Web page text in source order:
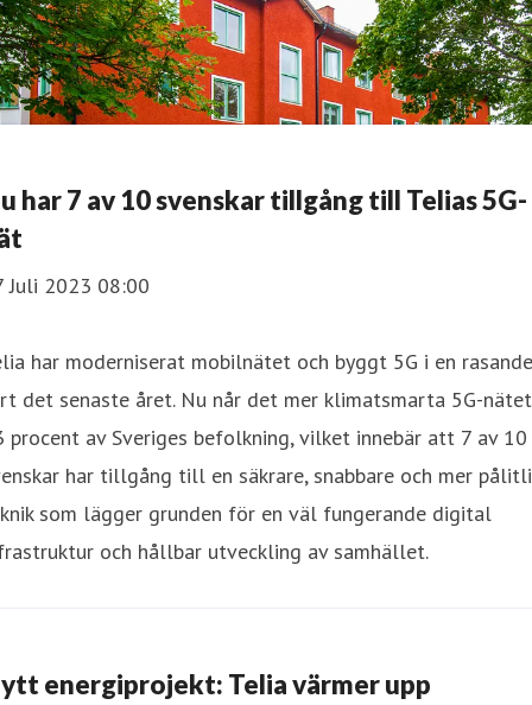
har 7 av 10 svenskar tillgång till Telias 5G-
Juli 2023 08:00
har moderniserat mobilnätet och byggt 5G i en rasande
det senaste året. Nu når det mer klimatsmarta 5G-nätet
procent av Sveriges befolkning, vilket innebär att 7 av 10
har tillgång till en säkrare, snabbare och mer
som lägger grunden för en väl fungerande digital
och hållbar utveckling av samhället.
energiprojekt: Telia värmer upp